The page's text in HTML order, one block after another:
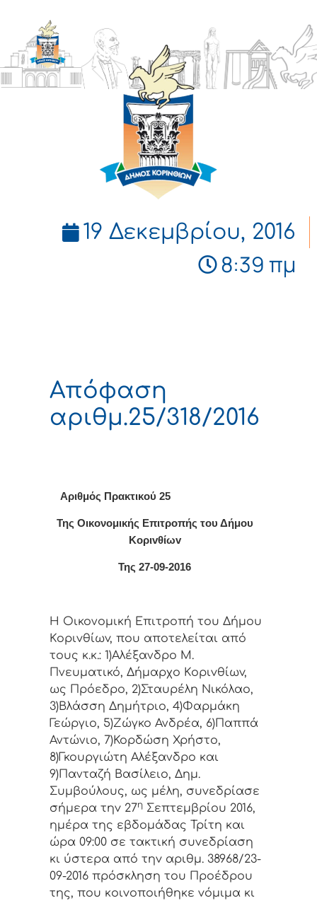
ΔΗΜΟΣ
ΚΟΡΙΝΘΙΩΝ
19 Δεκεμβρίου, 2016
8:39 πμ
Απόφαση
αριθμ.25/318/2016
Αριθμός Πρακτικού 25
Της Οικονομικής Επιτρoπής τoυ Δήμoυ
Κoριvθίωv
Της 27-09-2016
Η Οικονομική Επιτρoπή τoυ Δήμoυ
Κoριvθίωv, πoυ απoτελείται από
τoυς κ.κ.: 1)Αλέξανδρο Μ.
Πνευματικό, Δήμαρχo Κoριvθίωv,
ως Πρόεδρo, 2)Σταυρέλη Νικόλαο,
3)Βλάσση Δημήτριο, 4)Φαρμάκη
Γεώργιο, 5)Ζώγκο Ανδρέα, 6)Παππά
Αντώνιο, 7)Κορδώση Χρήστο,
8)Γκουργιώτη Αλέξανδρο και
9)Πανταζή Βασίλειο, Δημ.
Συμβoύλoυς, ως μέλη, συvεδρίασε
σήμερα τηv 27η Σεπτεμβρίου 2016,
ημέρα της εβδoμάδας Τρίτη και
ώρα 09:00 σε τακτική συvεδρίαση
κι ύστερα από τηv αριθμ. 38968/23-
09-2016 πρόσκληση τoυ Πρoέδρoυ
της, πoυ κoιvoπoιήθηκε vόμιμα κι